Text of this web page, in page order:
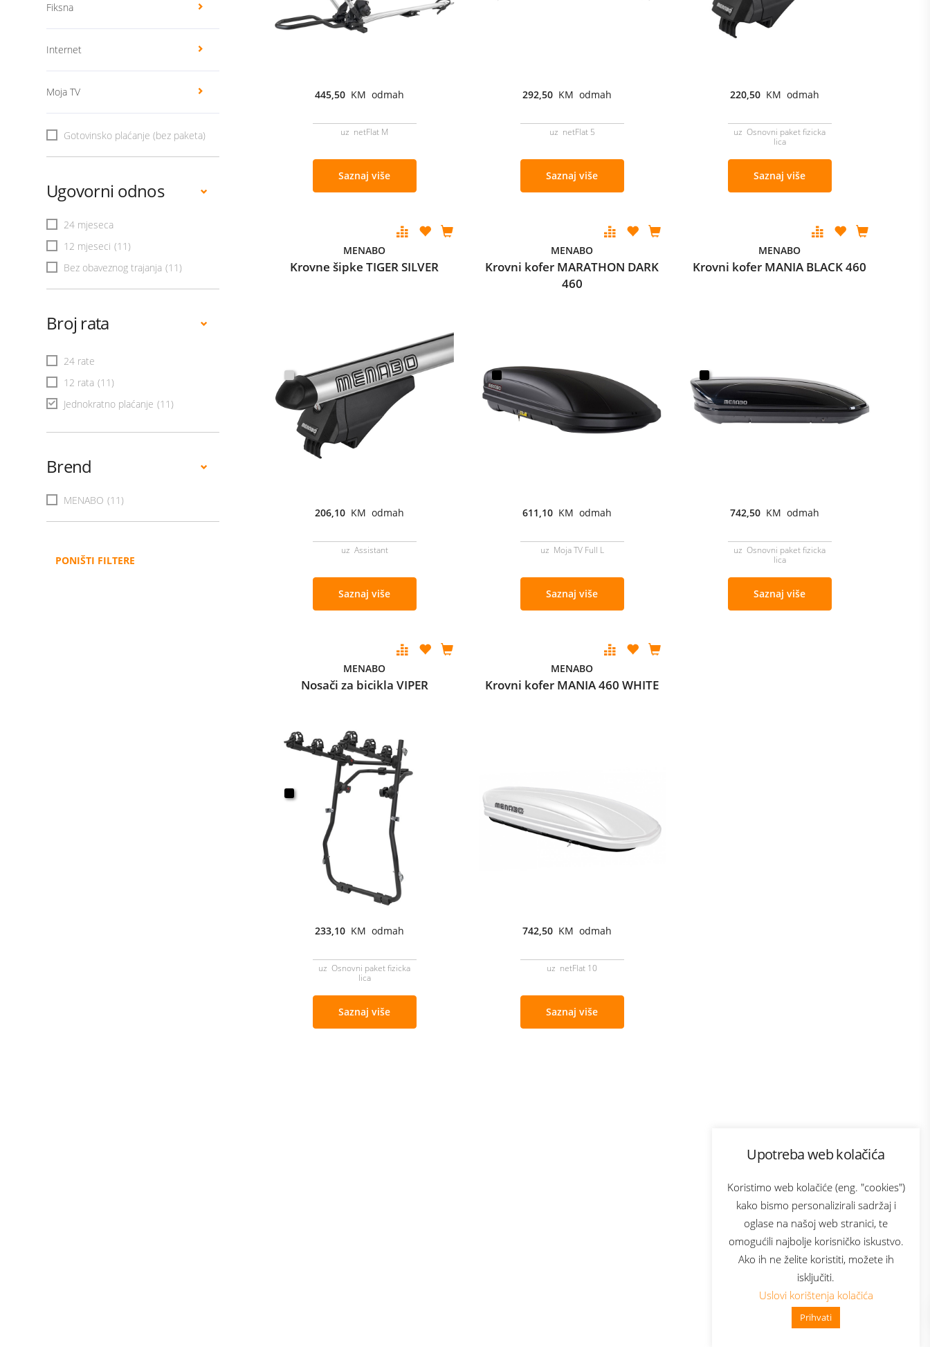
Upotreba web kolačića
Koristimo web kolačiće (eng. "cookies")
kako bismo personalizirali sadržaj i
oglase na našoj web stranici, te
omogućili najbolje korisničko iskustvo.
Ako ih ne želite koristiti, možete ih
isključiti.
Uslovi korištenja kolačića
Prihvati
👋 Zdravo, kako mogu pomoći?
Fiksna
Internet
Moja TV
Gotovinsko plaćanje (bez paketa)
Ugovorni odnos
24 mjeseca
12 mjeseci (11)
Bez obaveznog trajanja (11)
Broj rata
24 rate
12 rata (11)
Jednokratno plaćanje (11)
Brend
MENABO (11)
PONIŠTI FILTERE
445,50 KM odmah
uz netFlat M
Saznaj više
292,50 KM odmah
uz netFlat 5
Saznaj više
220,50 KM odmah
uz Osnovni paket fizicka
lica
Saznaj više
MENABO
Krovne šipke TIGER SILVER
206,10 KM odmah
uz Assistant
Saznaj više
MENABO
Krovni kofer MARATHON DARK
460
611,10 KM odmah
uz Moja TV Full L
Saznaj više
MENABO
Krovni kofer MANIA BLACK 460
742,50 KM odmah
uz Osnovni paket fizicka
lica
Saznaj više
MENABO
Nosači za bicikla VIPER
233,10 KM odmah
uz Osnovni paket fizicka
lica
Saznaj više
MENABO
Krovni kofer MANIA 460 WHITE
742,50 KM odmah
uz netFlat 10
Saznaj više
Bonus plus
Prijava za newsletter